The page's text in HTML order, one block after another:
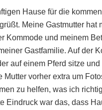
Hause für die
Meine Gastmutter
Kommode und meinem
Gastfamilie. Auf der
auf einem Pferd sitze
Mutter vorher extra um
zu helfen, was ich
Eindruck war das, dass